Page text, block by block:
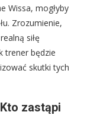
Wissa, mogłyby
Zrozumienie,
siłę
trener będzie
skutki tych
zastąpi